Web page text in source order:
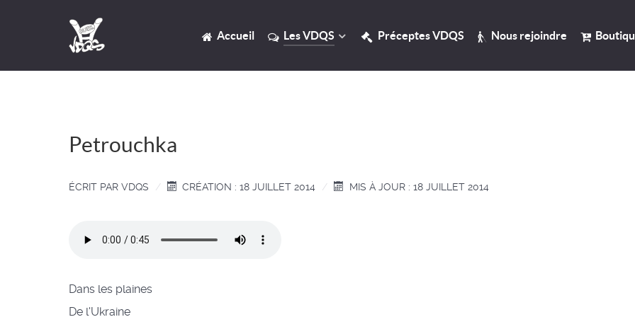
Accueil Les VDQS Préceptes VDQS Nous rejoindre
Petrouchka
ÉCRIT PAR VDQS CRÉATION : 18 JUILLET 2014 MIS À JOUR : 18 JUILLET 2014
Dans les plaines
De l'Ukraine